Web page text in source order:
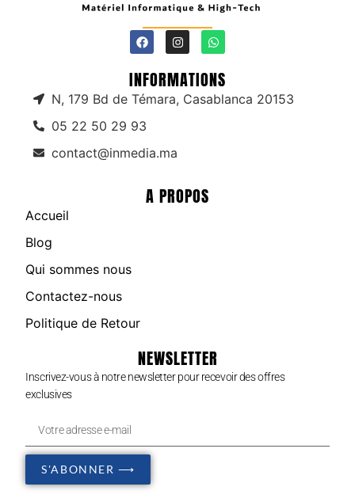
INFORMATIONS
N, 179 Bd de Témara, Casablanca 20153
05 22 50 29 93
contact@inmedia.ma
A PROPOS
Accueil
Blog
Qui sommes nous
Contactez-nous
Politique de Retour
NEWSLETTER
Inscrivez-vous à notre newsletter pour recevoir des offres
exclusives
S'ABONNER ⟶